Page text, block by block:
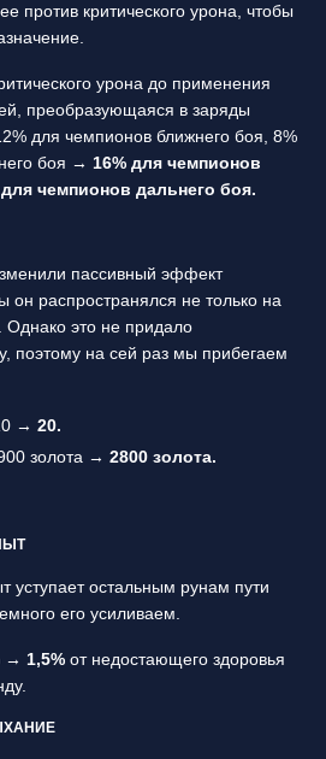
против критического урона, чтобы
урона до применения
преобразующаяся в заряды
для чемпионов ближнего боя, 8%
боя → 16% для чемпионов
чемпионов дальнего боя.
пассивный эффект
он распространялся не только на
это не придало
поэтому на сей раз мы прибегаем
→ 20.
золота → 2800 золота.
остальным рунам пути
его усиливаем.
→ 1,5% от недостающего здоровья